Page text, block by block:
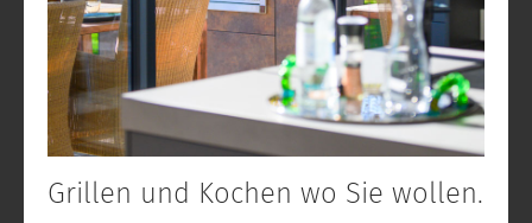
Grillen und Kochen wo Sie wollen.